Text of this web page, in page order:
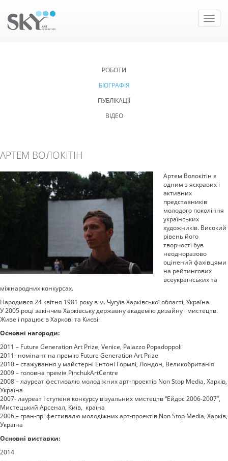
Toggle
РОБОТИ
БІОГРАФІЯ
ПУБЛІКАЦІЇ
ВІДЕО
АРТЕМ ВОЛОКІТІН
Артем Волокітін є
одним з яскравих і
активних
представників
молодого покоління
українських
художників. Високий
рівень його
творчості був
неодноразово
оцінений фахівцями
на рейтингових
всеукраїнських та
міжнародних конкурсах.
Народився 24 квітня 1981 року в м. Чугуїв Харківської області, Україна.
У 2005 році закінчив Харківську державну академію дизайну і мистецтв.
Живе і працює в Харкові та Києві.
Основні нагороди:
2011 – Future Generation Art Prize, Venice, Palazzo Popadoppoli
2011- номінант на премію Future Generation Art Prize
2010 – стажування у майстерні Ентоні Гормлі, Лондон, Великобританія
2009 – головна премія PinchukArtCentre
2008 – лауреат фестивалю молодіжних арт-проектів Non Stop Media, Харків,
Україна
2007- лауреат І ступеня конкурсу візуальних мистецтв “Ейдос 2006-2007”,
Мистецький Арсенал, Київ, країна
2006 – гран-прі фестивалю молодіжних арт-проектів Non Stop Media, Харків,
Україна
Основні виставки:
2014